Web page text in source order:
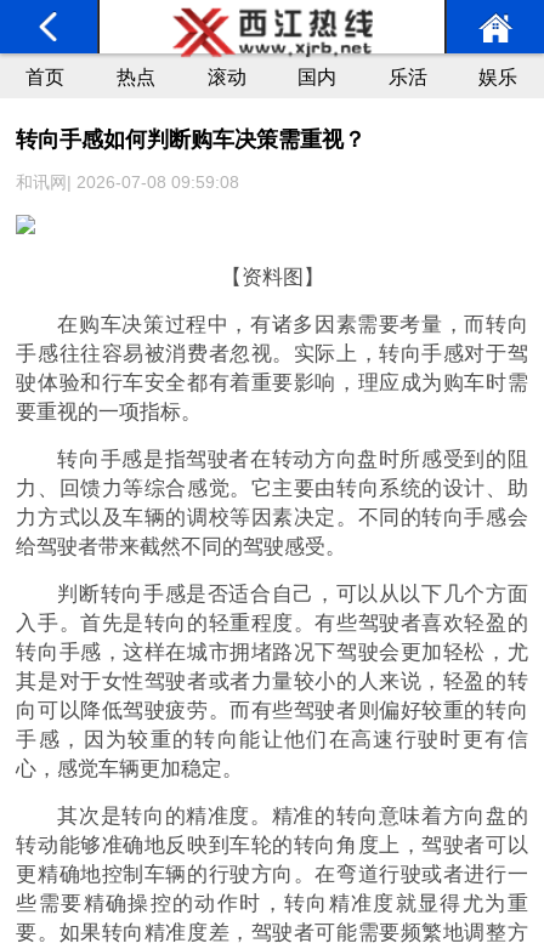
首页 热点 滚动 国内 乐活 娱乐
转向手感如何判断购车决策需重视？
和讯网| 2026-07-08 09:59:08
【资料图】
在购车决策过程中，有诸多因素需要考量，而转向
手感往往容易被消费者忽视。实际上，转向手感对于驾
驶体验和行车安全都有着重要影响，理应成为购车时需
要重视的一项指标。
转向手感是指驾驶者在转动方向盘时所感受到的阻
力、回馈力等综合感觉。它主要由转向系统的设计、助
力方式以及车辆的调校等因素决定。不同的转向手感会
给驾驶者带来截然不同的驾驶感受。
判断转向手感是否适合自己，可以从以下几个方面
入手。首先是转向的轻重程度。有些驾驶者喜欢轻盈的
转向手感，这样在城市拥堵路况下驾驶会更加轻松，尤
其是对于女性驾驶者或者力量较小的人来说，轻盈的转
向可以降低驾驶疲劳。而有些驾驶者则偏好较重的转向
手感，因为较重的转向能让他们在高速行驶时更有信
心，感觉车辆更加稳定。
其次是转向的精准度。精准的转向意味着方向盘的
转动能够准确地反映到车轮的转向角度上，驾驶者可以
更精确地控制车辆的行驶方向。在弯道行驶或者进行一
些需要精确操控的动作时，转向精准度就显得尤为重
要。如果转向精准度差，驾驶者可能需要频繁地调整方